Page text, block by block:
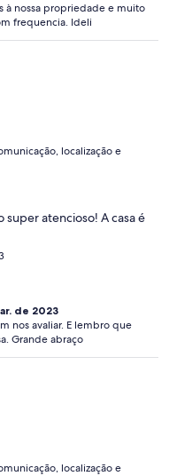
à nossa propriedade e muito
frequencia. Ideli
localização e
super atencioso! A casa é
de 2023
nos avaliar. E lembro que
Grande abraço
localização e